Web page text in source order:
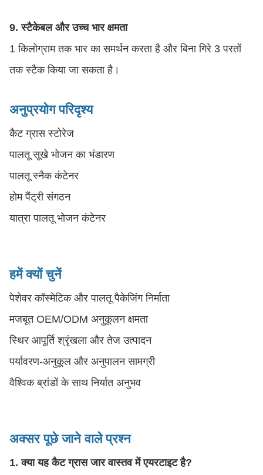
9. स्टैकेबल और उच्च भार क्षमता
1 किलोग्राम तक भार का समर्थन करता है और बिना गिरे 3 परतों
तक स्टैक किया जा सकता है।
अनुप्रयोग परिदृश्य
कैट ग्रास स्टोरेज
पालतू सूखे भोजन का भंडारण
पालतू स्नैक कंटेनर
होम पैंट्री संगठन
यात्रा पालतू भोजन कंटेनर
हमें क्यों चुनें
पेशेवर कॉस्मेटिक और पालतू पैकेजिंग निर्माता
मजबूत OEM/ODM अनुकूलन क्षमता
स्थिर आपूर्ति श्रृंखला और तेज उत्पादन
पर्यावरण-अनुकूल और अनुपालन सामग्री
वैश्विक ब्रांडों के साथ निर्यात अनुभव
अक्सर पूछे जाने वाले प्रश्न
1. क्या यह कैट ग्रास जार वास्तव में एयरटाइट है?